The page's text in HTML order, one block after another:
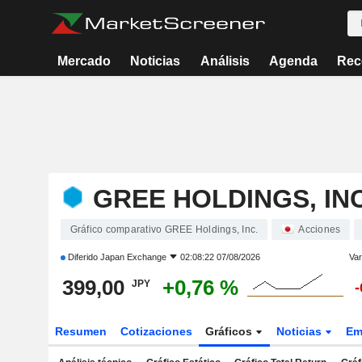
Mercado Noticias Análisis Agenda
GREE HOLDINGS,
Gráfico comparativo GREE Holdings, Inc. Acciones
Diferido Japan Exchange 02:08:22 07/08/2026
399,00 JPY +0,76 %
Resumen Cotizaciones Gráficos Noticias